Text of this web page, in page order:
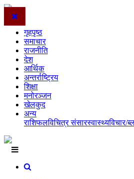
गृहपृष्ठ
समाचार
राजनीति
देश
आर्थिक
अन्तर्राष्ट्रिय
शिक्षा
मनोरञ्जन
खेलकुद
अन्य
राशिफलविचित्र संसारस्वास्थ्यविचार/